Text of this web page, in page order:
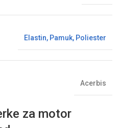
Elastin, Pamuk, Poliester
Acerbis
za motor